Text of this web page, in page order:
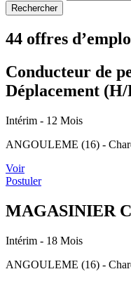
44 offres
Conducteur de
Déplacement (H/
Intérim - 12 Mois
ANGOULEME (16) -
Voir
Postuler
MAGASINIER
Intérim - 18 Mois
ANGOULEME (16) -